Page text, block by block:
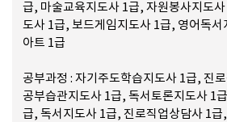
급, 마술교육지도사 1급, 자원봉사지도사
도사 1급, 보드게임지도사 1급, 영어독서
아트 1급
공부과정 : 자기주도학습지도사 1급, 진
공부습관지도사 1급, 독서토론지도사 1
급, 독서지도사 1급, 진로직업상담사 1급